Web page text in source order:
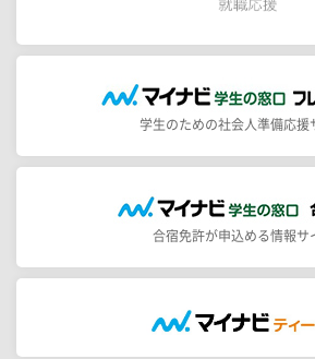
学生のための社会人準備応援
合宿免許が申込める情報サ